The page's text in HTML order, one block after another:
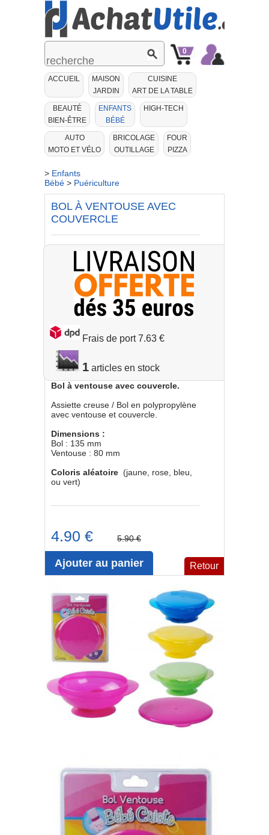
0
Mon
Panier
ACCUEIL
MAISON
JARDIN
CUISINE
ART DE LA TABLE
BEAUTÉ
BIEN-ÊTRE
ENFANTS
BÉBÉ
HIGH-TECH
AUTO
MOTO ET VÉLO
BRICOLAGE
OUTILLAGE
FOUR
PIZZA
> Enfants
Bébé > Puériculture
BOL À VENTOUSE AVEC
COUVERCLE
Frais de port 7.63 €
1
Bol à ventouse avec couvercle.
Assiette creuse / Bol en polypropylène
avec ventouse et couvercle.
Dimensions :
Bol : 135 mm
Ventouse : 80 mm
Coloris aléatoire (jaune, rose, bleu,
ou vert)
5.90 €
4.90 €
Ajouter au panier Retour